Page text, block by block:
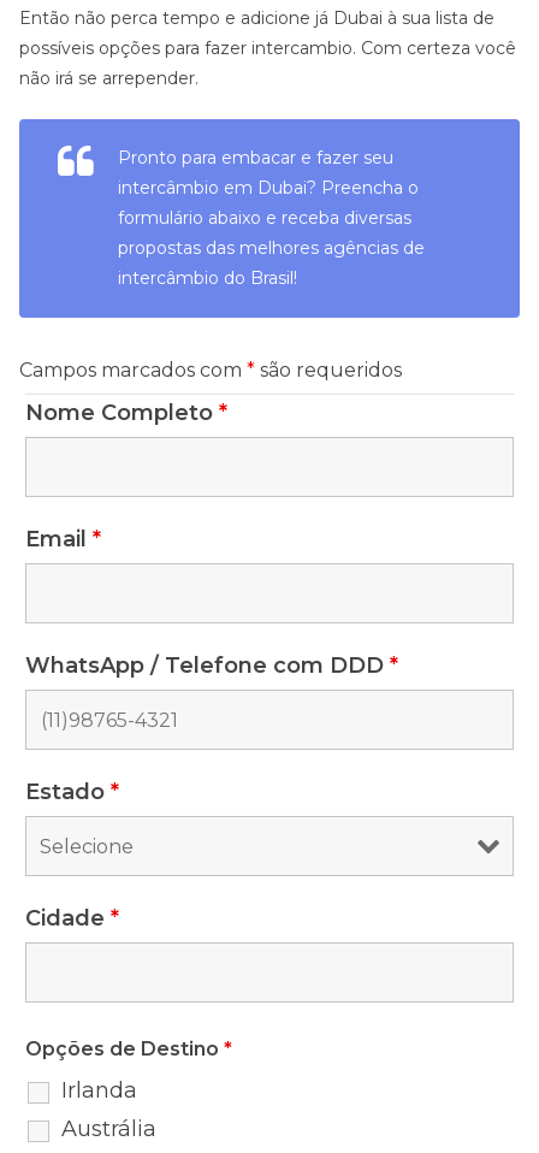
Então não perca tempo e adicione já Dubai à sua lista de
possíveis opções para fazer intercambio. Com certeza você
não irá se arrepender.
Pronto para embacar e fazer seu
intercâmbio em Dubai? Preencha o
formulário abaixo e receba diversas
propostas das melhores agências de
intercâmbio do Brasil!
Campos marcados com * são requeridos
Nome Completo *
Email *
WhatsApp / Telefone com DDD *
Estado *
Cidade *
Opções de Destino *
Irlanda
Austrália